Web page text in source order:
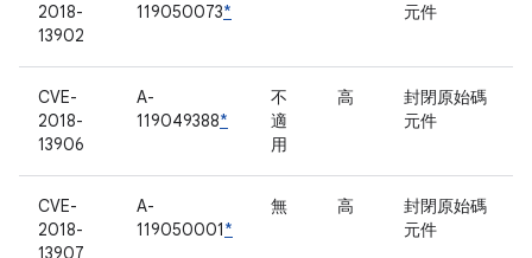
2018-
13902
119050073*
元件
CVE-
2018-
13906
A-
119049388*
不
適
用
高
封閉原始碼
元件
CVE-
2018-
13907
A-
119050001*
無 高
封閉原始碼
元件